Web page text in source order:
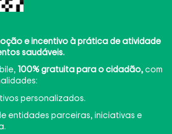
e incentivo à prática de atividade
saudáveis.
​,100% gratuita para o cidadão,com
personalizados.
entidades parceiras, iniciativas e